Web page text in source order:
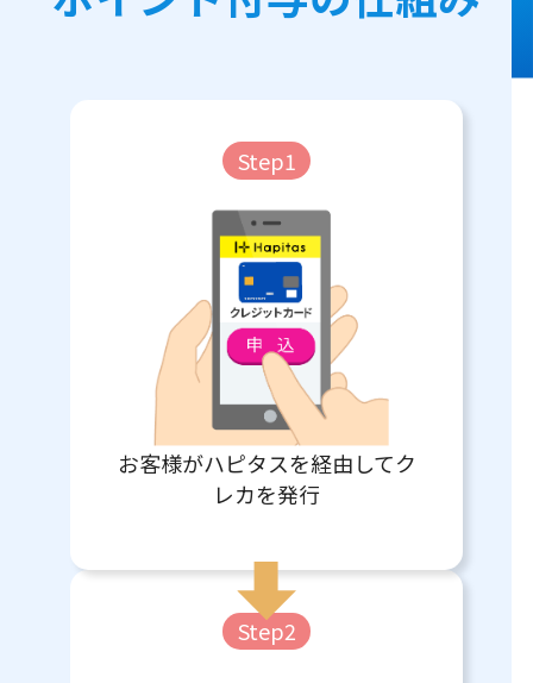
Step1
お客様がハピタスを経由してク
レカを発行
Step2